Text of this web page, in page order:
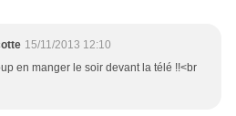
15/11/2013 12:10
en manger le soir devant la télé !!<br